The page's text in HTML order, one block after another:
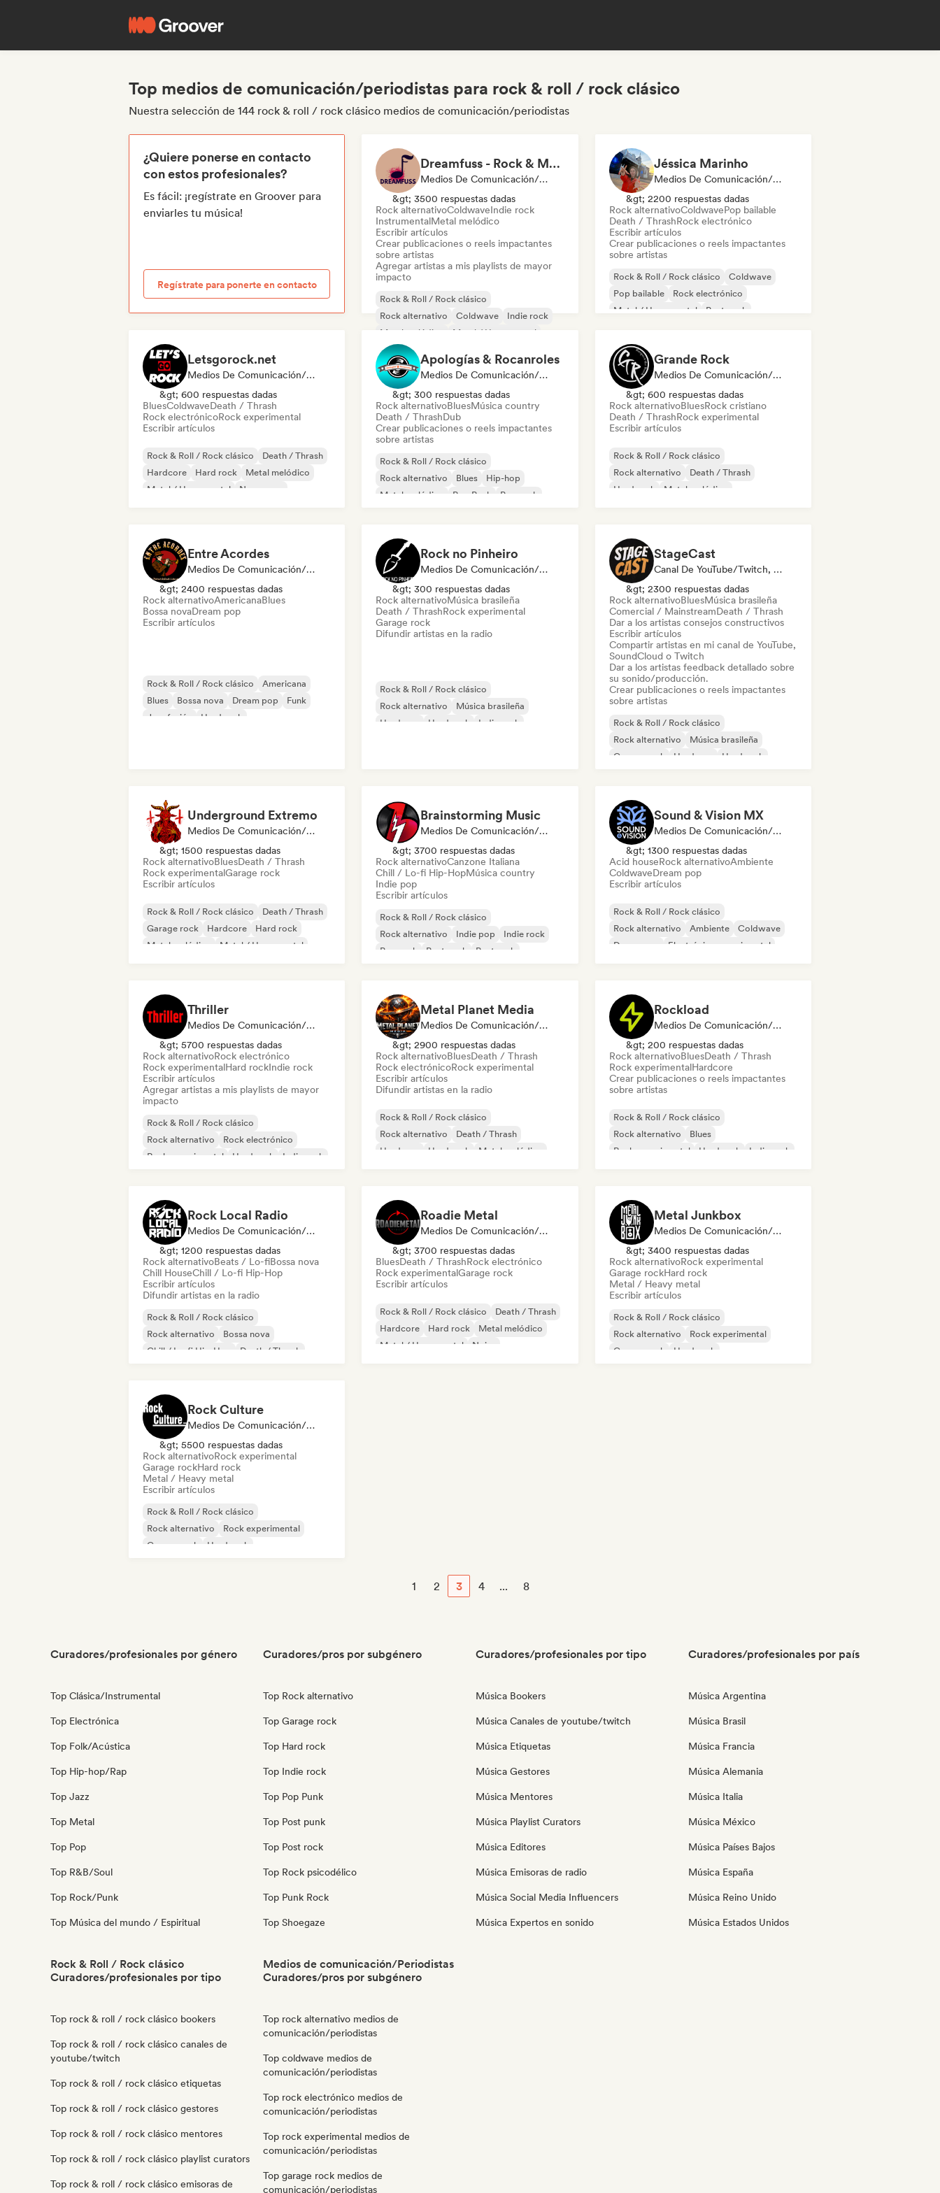
Top medios de comunicación/periodistas para rock & roll / rock clásico
Nuestra selección de 144 rock & roll / rock clásico medios de comunicación/periodistas
¿Quiere ponerse en contacto
con estos profesionales?
Es fácil: ¡regístrate en Groover para
enviarles tu música!
Regístrate para ponerte en contacto
Dreamfuss - Rock & Metal
Medios De Comunicación/Periodista, Playlist Curator, Social Media Influencer
&gt; 3500 respuestas dadas
Rock alternativoColdwaveIndie rock
InstrumentalMetal melódico
Escribir artículos
Crear publicaciones o reels impactantes
sobre artistas
Agregar artistas a mis playlists de mayor
impacto
Rock & Roll / Rock clásico
Rock alternativo
Coldwave
Indie rock
Metal melódico
Metal / Heavy metal
Noise
Post rock
Jéssica Marinho
Medios De Comunicación/Periodista, Social Media Influencer
&gt; 2200 respuestas dadas
Rock alternativoColdwavePop bailable
Death / ThrashRock electrónico
Escribir artículos
Crear publicaciones o reels impactantes
sobre artistas
Rock & Roll / Rock clásico
Coldwave
Pop bailable
Rock electrónico
Metal / Heavy metal
Post punk
Letsgorock.net
Medios De Comunicación/Periodista
&gt; 600 respuestas dadas
BluesColdwaveDeath / Thrash
Rock electrónicoRock experimental
Escribir artículos
Rock & Roll / Rock clásico
Death / Thrash
Hardcore
Hard rock
Metal melódico
Metal / Heavy metal
New wave
Apologías & Rocanroles
Medios De Comunicación/Periodista
&gt; 300 respuestas dadas
Rock alternativoBluesMúsica country
Death / ThrashDub
Crear publicaciones o reels impactantes
sobre artistas
Rock & Roll / Rock clásico
Rock alternativo
Blues
Hip-hop
Metal melódico
Pop Punk
Pop rock
Grande Rock
Medios De Comunicación/Periodista
&gt; 600 respuestas dadas
Rock alternativoBluesRock cristiano
Death / ThrashRock experimental
Escribir artículos
Rock & Roll / Rock clásico
Rock alternativo
Death / Thrash
Hard rock
Metal melódico
Entre Acordes
Medios De Comunicación/Periodista
&gt; 2400 respuestas dadas
Rock alternativoAmericanaBlues
Bossa novaDream pop
Escribir artículos
Rock & Roll / Rock clásico
Americana
Blues
Bossa nova Dream pop
Funk
Jazz fusión
Hard rock
Rock no Pinheiro
Medios De Comunicación/Periodista
&gt; 300 respuestas dadas
Rock alternativoMúsica brasileña
Death / ThrashRock experimental
Garage rock
Difundir artistas en la radio
Rock & Roll / Rock clásico
Rock alternativo
Música brasileña
Hardcore
Hard rock
Indie rock
StageCast
Canal De YouTube/Twitch, Medios De Comunicación/Periodista, Mentor, Social Media Influencer, Experto En Sonido
&gt; 2300 respuestas dadas
Rock alternativoBluesMúsica brasileña
Comercial / MainstreamDeath / Thrash
Dar a los artistas consejos constructivos
Escribir artículos
Compartir artistas en mi canal de YouTube,
SoundCloud o Twitch
Dar a los artistas feedback detallado sobre
su sonido/producción.
Crear publicaciones o reels impactantes
sobre artistas
Rock & Roll / Rock clásico
Rock alternativo
Música brasileña
Garage rock
Hardcore
Hard rock
Underground Extremo
Medios De Comunicación/Periodista
&gt; 1500 respuestas dadas
Rock alternativoBluesDeath / Thrash
Rock experimentalGarage rock
Escribir artículos
Rock & Roll / Rock clásico
Death / Thrash
Garage rock
Hardcore
Hard rock
Metal melódico
Metal / Heavy metal
Brainstorming Music
Medios De Comunicación/Periodista
&gt; 3700 respuestas dadas
Rock alternativoCanzone Italiana
Chill / Lo-fi Hip-HopMúsica country
Indie pop
Escribir artículos
Rock & Roll / Rock clásico
Rock alternativo
Indie pop
Indie rock
Pop rock
Post punk
Post rock
Sound & Vision MX
Medios De Comunicación/Periodista
&gt; 1300 respuestas dadas
Acid houseRock alternativoAmbiente
ColdwaveDream pop
Escribir artículos
Rock & Roll / Rock clásico
Rock alternativo
Ambiente
Coldwave
Dream pop
Electrónica experimental
Thriller
Medios De Comunicación/Periodista, Playlist Curator
&gt; 5700 respuestas dadas
Rock alternativoRock electrónico
Rock experimentalHard rockIndie rock
Escribir artículos
Agregar artistas a mis playlists de mayor
impacto
Rock & Roll / Rock clásico
Rock alternativo
Rock electrónico
Rock experimental
Hard rock
Indie rock
Metal Planet Media
Medios De Comunicación/Periodista, Emisoras De Radio
&gt; 2900 respuestas dadas
Rock alternativoBluesDeath / Thrash
Rock electrónicoRock experimental
Escribir artículos
Difundir artistas en la radio
Rock & Roll / Rock clásico
Rock alternativo
Death / Thrash
Hardcore
Hard rock
Metal melódico
Rockload
Medios De Comunicación/Periodista
&gt; 200 respuestas dadas
Rock alternativoBluesDeath / Thrash
Rock experimentalHardcore
Crear publicaciones o reels impactantes
sobre artistas
Rock & Roll / Rock clásico
Rock alternativo
Blues
Rock experimental
Hard rock
Indie rock
Rock Local Radio
Medios De Comunicación/Periodista, Emisoras De Radio
&gt; 1200 respuestas dadas
Rock alternativoBeats / Lo-fiBossa nova
Chill HouseChill / Lo-fi Hip-Hop
Escribir artículos
Difundir artistas en la radio
Rock & Roll / Rock clásico
Rock alternativo
Bossa nova
Chill / Lo-fi Hip-Hop
Death / Thrash
Roadie Metal
Medios De Comunicación/Periodista
&gt; 3700 respuestas dadas
BluesDeath / ThrashRock electrónico
Rock experimentalGarage rock
Escribir artículos
Rock & Roll / Rock clásico
Death / Thrash
Hardcore
Hard rock
Metal melódico
Metal / Heavy metal
Noise
Metal Junkbox
Medios De Comunicación/Periodista
&gt; 3400 respuestas dadas
Rock alternativoRock experimental
Garage rockHard rock
Metal / Heavy metal
Escribir artículos
Rock & Roll / Rock clásico
Rock alternativo
Rock experimental
Garage rock
Hard rock
Rock Culture
Medios De Comunicación/Periodista
&gt; 5500 respuestas dadas
Rock alternativoRock experimental
Garage rockHard rock
Metal / Heavy metal
Escribir artículos
Rock & Roll / Rock clásico
Rock alternativo
Rock experimental
Garage rock
Hard rock
1 2 3 4 ... 8
Curadores/profesionales por género
Top Clásica/Instrumental
Top Electrónica
Top Folk/Acústica
Top Hip-hop/Rap
Top Jazz
Top Metal
Top Pop
Top R&B/Soul
Top Rock/Punk
Top Música del mundo / Espiritual
Curadores/pros por subgénero
Top Rock alternativo
Top Garage rock
Top Hard rock
Top Indie rock
Top Pop Punk
Top Post punk
Top Post rock
Top Rock psicodélico
Top Punk Rock
Top Shoegaze
Curadores/profesionales por tipo
Música Bookers
Música Canales de youtube/twitch
Música Etiquetas
Música Gestores
Música Mentores
Música Playlist Curators
Música Editores
Música Emisoras de radio
Música Social Media Influencers
Música Expertos en sonido
Curadores/profesionales por país
Música Argentina
Música Brasil
Música Francia
Música Alemania
Música Italia
Música México
Música Países Bajos
Música España
Música Reino Unido
Música Estados Unidos
Rock & Roll / Rock clásico
Curadores/profesionales por tipo
Top rock & roll / rock clásico bookers
Top rock & roll / rock clásico canales de
youtube/twitch
Top rock & roll / rock clásico etiquetas
Top rock & roll / rock clásico gestores
Top rock & roll / rock clásico mentores
Top rock & roll / rock clásico playlist curators
Top rock & roll / rock clásico emisoras de
Medios de comunicación/Periodistas
Curadores/pros por subgénero
Top rock alternativo medios de
comunicación/periodistas
Top coldwave medios de
comunicación/periodistas
Top rock electrónico medios de
comunicación/periodistas
Top rock experimental medios de
comunicación/periodistas
Top garage rock medios de
comunicación/periodistas